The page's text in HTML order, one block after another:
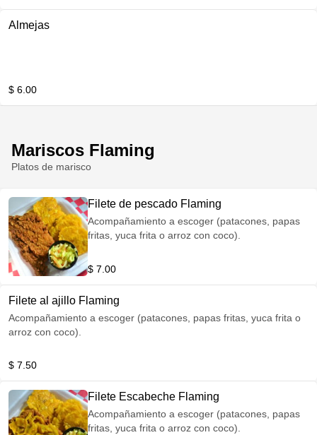
Almejas
$ 6.00
Mariscos Flaming
Platos de marisco
Filete de pescado Flaming
Acompañamiento a escoger (patacones, papas
fritas, yuca frita o arroz con coco).
$ 7.00
Filete al ajillo Flaming
Acompañamiento a escoger (patacones, papas fritas, yuca frita o
arroz con coco).
$ 7.50
Filete Escabeche Flaming
Acompañamiento a escoger (patacones, papas
fritas, yuca frita o arroz con coco).